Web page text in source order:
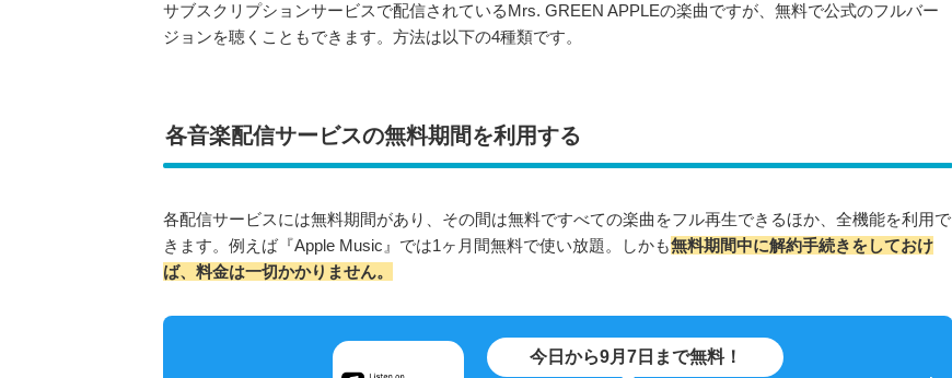
サブスクリプションサービスで配信されているMrs. GREEN APPLEの楽曲ですが、無料で公式のフルバー
ジョンを聴くこともできます。方法は以下の4種類です。
各音楽配信サービスの無料期間を利用する
各配信サービスには無料期間があり、その間は無料ですべての楽曲をフル再生できるほか、全機能を利用で
きます。例えば『Apple Music』では1ヶ月間無料で使い放題。しかも無料期間中に解約手続きをしておけ
ば、料金は一切かかりません。
今日から9月7日まで無料！